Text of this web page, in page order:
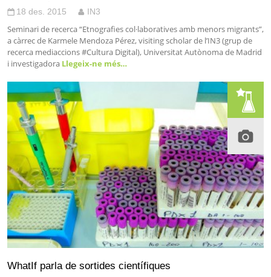
18 des. 2015 IN3
Seminari de recerca “Etnografies col·laboratives amb menors migrants”,
a càrrec de Karmele Mendoza Pérez, visiting scholar de l’IN3 (grup de
recerca mediaccions #Cultura Digital), Universitat Autònoma de Madrid
i investigadora Llegeix-ne més…
WhatIf parla de sortides científiques